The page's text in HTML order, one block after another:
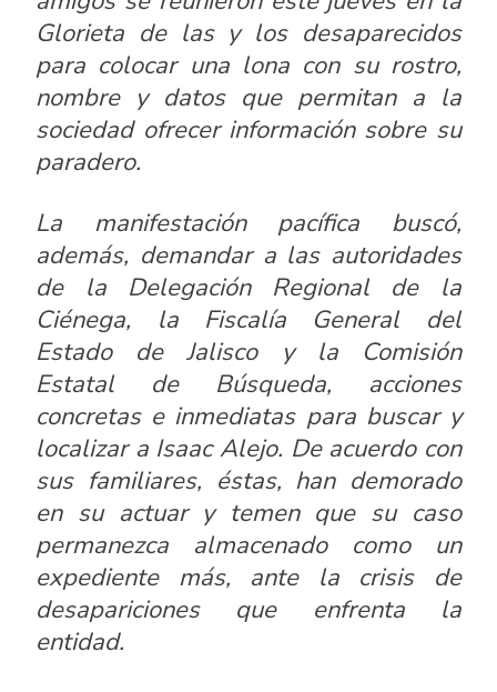
Glorieta de las y los desaparecidos
para colocar una lona con su rostro,
nombre y datos que permitan a la
sociedad ofrecer información sobre su
paradero.
La manifestación pacífica buscó,
además, demandar a las autoridades
de la Delegación Regional de la
Ciénega, la Fiscalía General del
Estado de Jalisco y la Comisión
Estatal de Búsqueda, acciones
concretas e inmediatas para buscar y
localizar a Isaac Alejo. De acuerdo con
sus familiares, éstas, han demorado
en su actuar y temen que su caso
permanezca almacenado como un
expediente más, ante la crisis de
desapariciones que enfrenta la
entidad.